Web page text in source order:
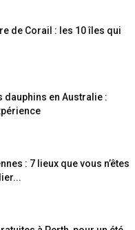
de Corail : les 10 îles qui
dauphins en Australie :
: 7 lieux que vous n’êtes